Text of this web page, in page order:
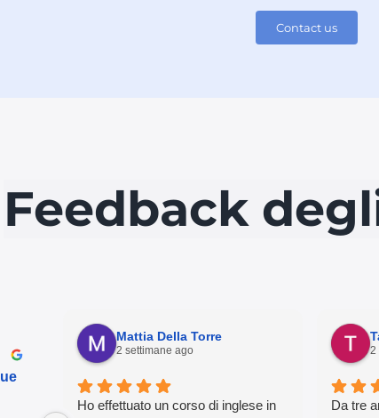
Contact us
Feedback
Mattia Della Torre
2 settimane ago
Ho effettuato un corso di inglese in
2
Da tre